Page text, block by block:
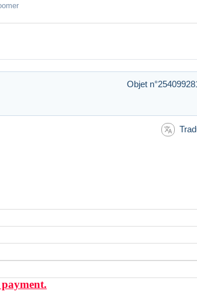
Objet